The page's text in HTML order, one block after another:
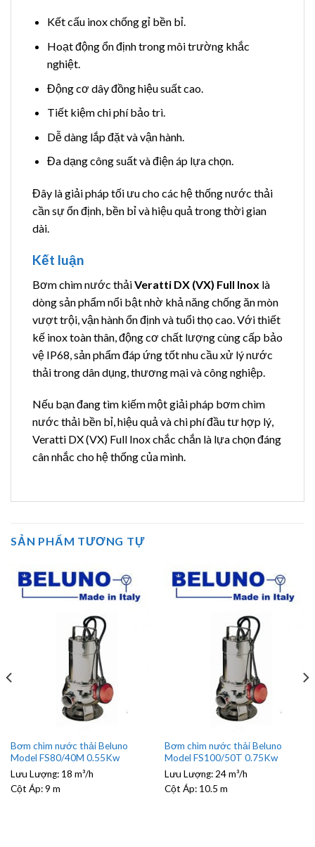
Kết cấu inox chống gỉ bền bỉ.
Hoạt động ổn định trong môi trường khắc
nghiệt.
Động cơ dây đồng hiệu suất cao.
Tiết kiệm chi phí bảo trì.
Dễ dàng lắp đặt và vận hành.
Đa dạng công suất và điện áp lựa chọn.
Đây là giải pháp tối ưu cho các hệ thống nước thải
cần sự ổn định, bền bỉ và hiệu quả trong thời gian
dài.
Kết luận
Bơm chìm nước thảiVeratti DX (VX) Full Inox là
dòng sản phẩm nổi bật nhờ khả năng chống ăn mòn
vượt trội, vận hành ổn định và tuổi thọ cao. Với thiết
kế inox toàn thân, động cơ chất lượng cùng cấp bảo
vệ IP68, sản phẩm đáp ứng tốt nhu cầu xử lý nước
thải trong dân dụng, thương mại và công nghiệp.
Nếu bạn đang tìm kiếm một giải pháp bơm chìm
nước thải bền bỉ, hiệu quả và chi phí đầu tư hợp lý,
Veratti DX (VX) Full Inox chắc chắn là lựa chọn đáng
cân nhắc cho hệ thống của mình.
SẢN PHẨM TƯƠNG TỰ
Bơm chìm nước thải Beluno
Model FS80/40M 0.55Kw
Lưu Lượng: 18 m³/h
Cột Áp:9 m
Bơm chìm nước thải Beluno
Model FS100/50T 0.75Kw
Lưu Lượng: 24 m³/h
Cột Áp: 10.5 m